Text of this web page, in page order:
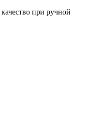
при ручной